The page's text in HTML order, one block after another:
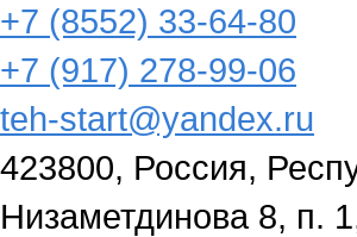
+7 (8552) 33-64-80
+7 (917) 278-99-06
teh-start@yandex.ru
423800, Россия,
Низаметдинова 8, п.